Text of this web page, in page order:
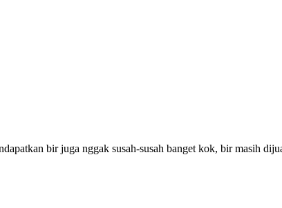
bir juga nggak susah-susah banget kok, bir masih